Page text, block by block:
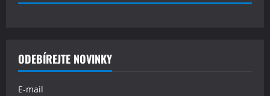
ODEBÍREJTE NOVINKY
E-mail